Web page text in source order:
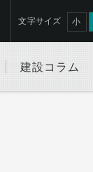
文字サイズ 小
建設コラム